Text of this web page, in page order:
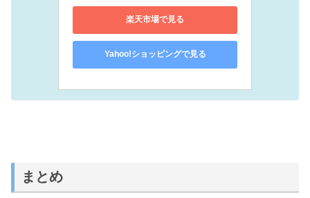
楽天市場で見る
Yahoo!ショッピングで見る
まとめ